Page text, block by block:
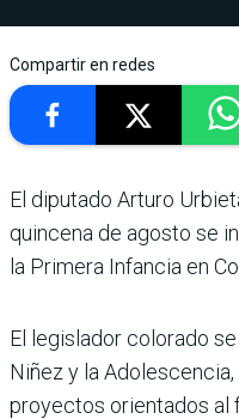
Compartir en redes
El diputado Arturo
quincena de agosto se
la Primera Infancia en
El legislador colorado
Niñez y la
proyectos orientados al